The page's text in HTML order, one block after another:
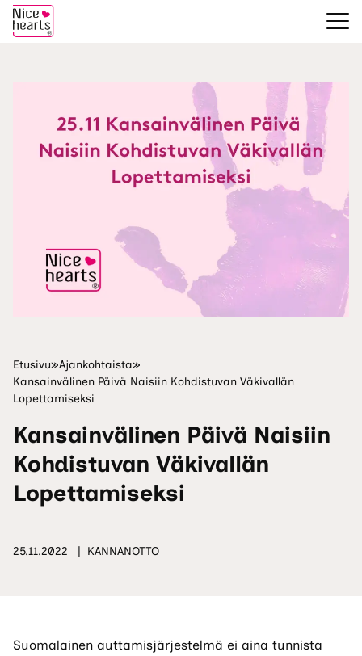
Etusivu»Ajankohtaista»
Kansainvälinen Päivä Naisiin Kohdistuvan Väkivallän
Lopettamiseksi
Kansainvälinen Päivä Naisiin
Kohdistuvan Väkivallän
Lopettamiseksi
25.11.2022 KANNANOTTO
Suomalainen auttamisjärjestelmä ei aina tunnista